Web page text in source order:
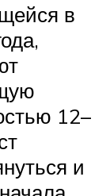
в
12–
и